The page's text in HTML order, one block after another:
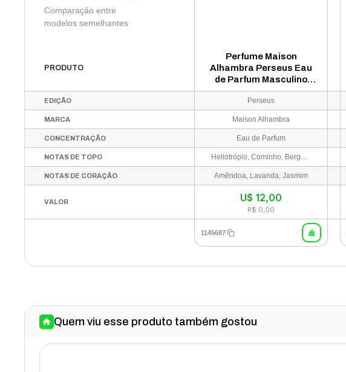
Comparação entre
modelos semelhantes
PRODUTO
Perfume Maison
Alhambra Perseus Eau
de Parfum Masculino
100ml
EDIÇÃO Perseus
MARCA Maison Alhambra
CONCENTRAÇÃO Eau de Parfum
NOTAS DE TOPO Heliotrópio, Cominho, Bergamota
NOTAS DE CORAÇÃO Amêndoa, Lavanda, Jasmim
VALOR U$ 12,00
R$ 0,00
1145687
Quem viu esse produto também gostou